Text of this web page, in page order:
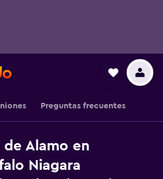
Preguntas frecuentes
Alamo en
Niagara